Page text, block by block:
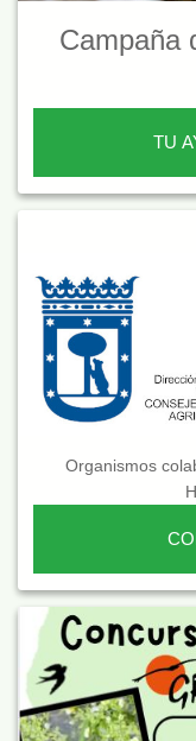
Campaña
TU
Organismos